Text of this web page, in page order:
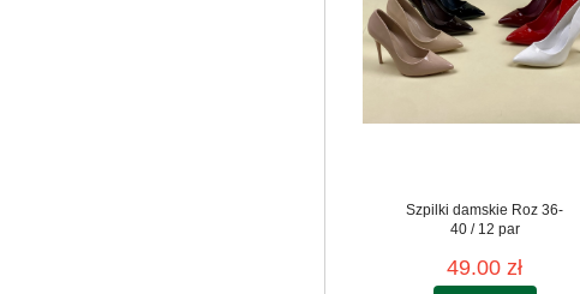
Szpilki damskie Roz 36-
40 / 12 par
49.00 zł